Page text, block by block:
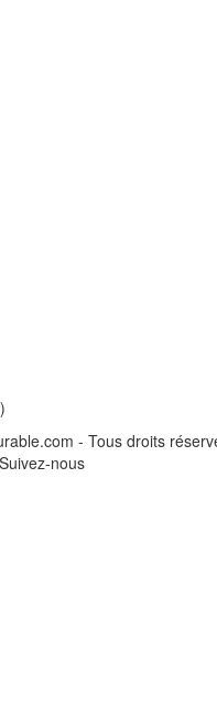
- Tous droits
Suivez-nous